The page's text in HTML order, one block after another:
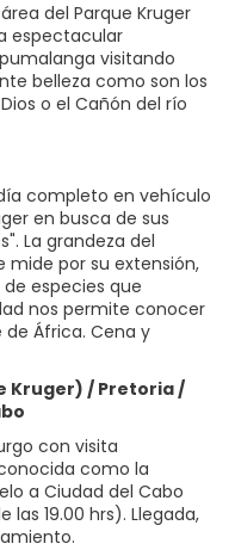
del Parque Kruger
espectacular
visitando
belleza como son los
o el Cañón del río
completo en vehículo
en busca de sus
La grandeza del
mide por su extensión,
especies que
nos permite conocer
África. Cena y
Kruger) / Pretoria /
con visita
como la
a Ciudad del Cabo
las 19.00 hrs). Llegada,